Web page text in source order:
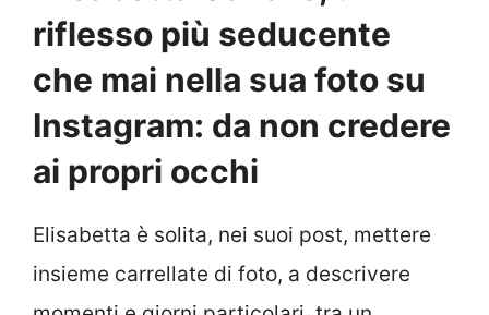
riflesso più seducente
che mai nella sua foto su
Instagram: da non credere
ai propri occhi
Elisabetta è solita, nei suoi post, mettere
insieme carrellate di foto, a descrivere